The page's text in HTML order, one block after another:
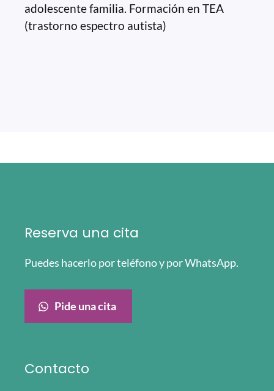
adolescente familia. Formación en TEA
(trastorno espectro autista)
Reserva una cita
Puedes hacerlo por teléfono y por WhatsApp.
Pide una cita
Contacto